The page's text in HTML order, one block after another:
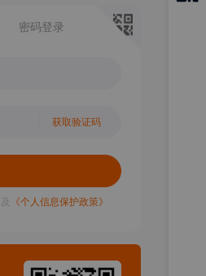
密码登录
获取验证码
及 《个人信息保护政策》